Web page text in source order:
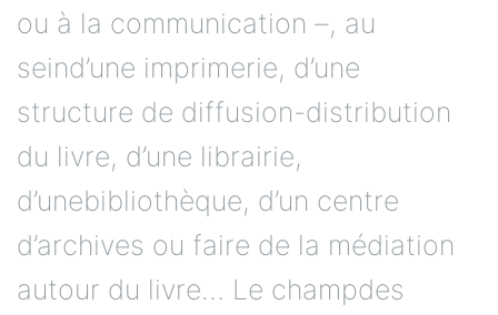
ou à la communication –, au
seind’une imprimerie, d’une
structure de diffusion-distribution
du livre, d’une librairie,
d’unebibliothèque, d’un centre
d’archives ou faire de la médiation
autour du livre… Le champdes